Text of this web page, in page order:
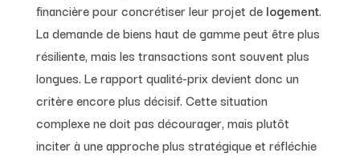
financière pour concrétiser leur projet de logement.
La demande de biens haut de gamme peut être plus
résiliente, mais les transactions sont souvent plus
longues. Le rapport qualité-prix devient donc un
critère encore plus décisif. Cette situation
complexe ne doit pas décourager, mais plutôt
inciter à une approche plus stratégique et réfléchie